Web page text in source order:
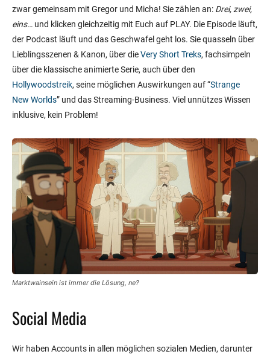
zwar gemeinsam mit Gregor und Micha! Sie zählen an: Drei, zwei,
eins… und klicken gleichzeitig mit Euch auf PLAY. Die Episode läuft,
der Podcast läuft und das Geschwafel geht los. Sie quasseln über
Lieblingsszenen & Kanon, über dieVery Short Treks, fachsimpeln
über die klassische animierte Serie, auch über den
Hollywoodstreik, seine möglichen Auswirkungen auf “Strange
New Worlds” und das Streaming-Business. Viel unnützes Wissen
inklusive, kein Problem!
Marktwainsein ist immer die Lösung, ne?
Social Media
Wir haben Accounts in allen möglichen sozialen Medien, darunter